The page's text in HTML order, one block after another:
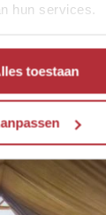
hun services.
toestaan